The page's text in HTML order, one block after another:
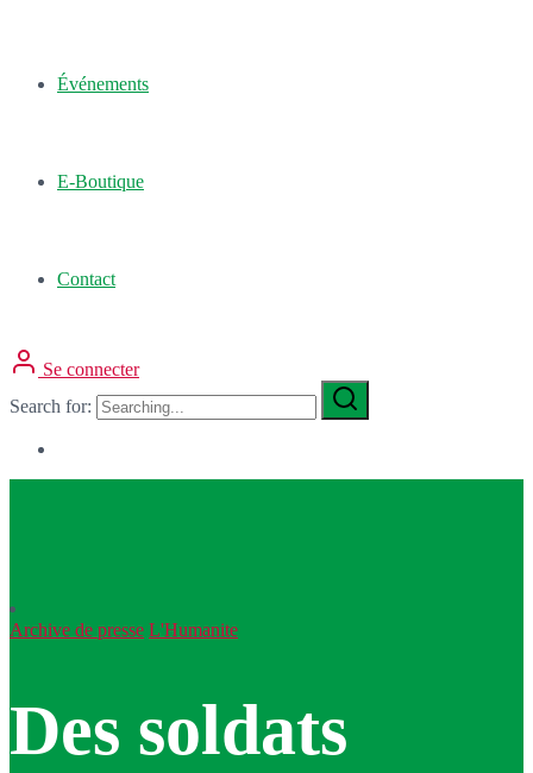
Événements
E-Boutique
Contact
Se connecter
Search for:
Archive de presse L'Humanite
Des soldats